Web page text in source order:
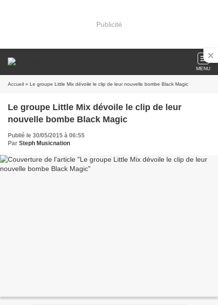
Publicité
MENU
Accueil » Le groupe Little Mix dévoile le clip de leur nouvelle bombe Black Magic
Le groupe Little Mix dévoile le clip de leur
nouvelle bombe Black Magic
Publié le 30/05/2015 à 06:55
Par Steph Musicnation